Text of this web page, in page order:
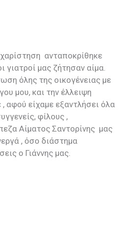
ανταποκρίθηκε
μας ζήτησαν αίμα.
όλης της οικογένειας με
μου, και την έλλειψη
αφού είχαμε εξαντλήσει όλα
φίλους ,
Αίματος Σαντορίνης μας
, όσο διάστημα
ο Γιάννης μας.